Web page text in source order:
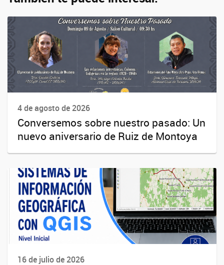
4 de agosto de 2026
Conversemos sobre nuestro pasado: Un
nuevo aniversario de Ruiz de Montoya
16 de julio de 2026